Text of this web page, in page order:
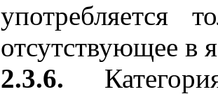
употребляется
отсутствующее в
2.3.6.